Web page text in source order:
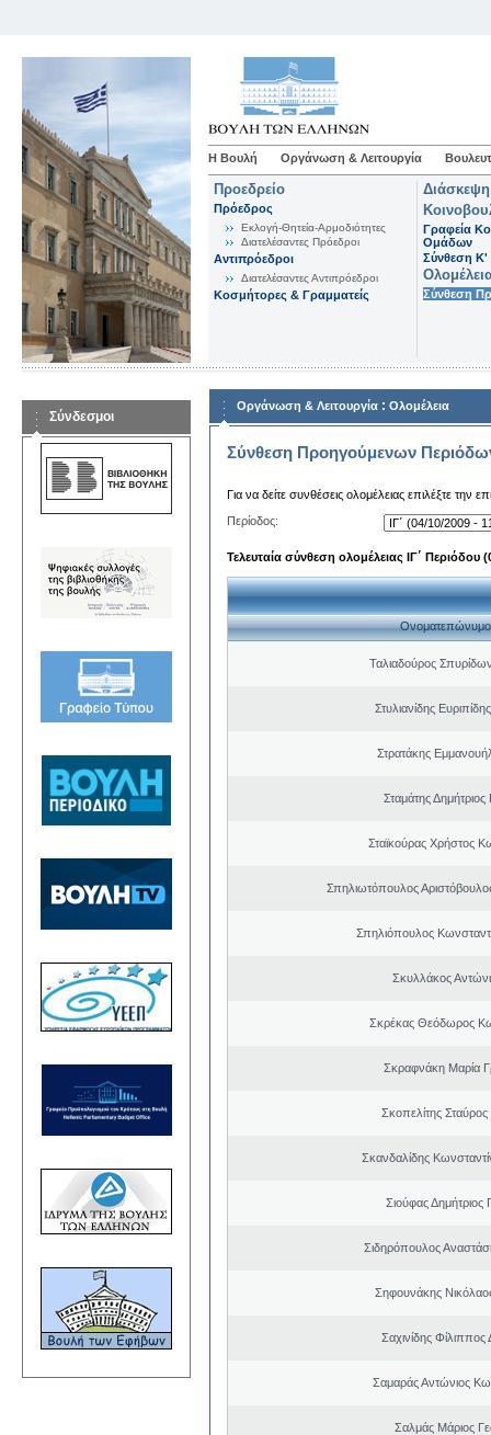
Η Βουλή Οργάνωση & Λειτουργία
Προεδρείο
Πρόεδρος
Εκλογή-Θητεία-Αρμοδιότητες
Διατελέσαντες Πρόεδροι
Αντιπρόεδροι
Διατελέσαντες Αντιπρόεδροι
Κοσμήτορες & Γραμματείς
Γραφεία
Ομάδων
Σύνθεση K'
Σύνθεση
Σύνδεσμοι
Οργάνωση & Λειτουργία : Ολομέλεια
Σύνθεση Προηγούμενων
Για να δείτε συνθέσεις ολομέλειας επιλέξτε την
Περίοδος:
Τελευταία σύνθεση ολομέλειας ΙΓ΄ Περιόδου
Ονοματεπώνυμο
Ταλιαδούρος
Στυλιανίδης
Στρατάκης
Σταμάτης Δημήτριος
Σταϊκούρας Χρήστος
Σπηλιωτόπουλος
Σπηλιόπουλος
Σκυλλάκος
Σκρέκας Θεόδωρος
Σκραφνάκη Μαρία
Σκοπελίτης
Σκανδαλίδης
Σιούφας Δημήτριος
Σιδηρόπουλος
Σηφουνάκης
Σαχινίδης Φίλιππος
Σαμαράς Αντώνιος
Σαλμάς Μάριος